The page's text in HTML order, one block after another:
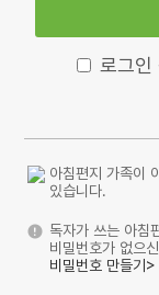
로그인
아침편지 가족이
있습니다.
독자가 쓰는 아침
비밀번호가 없으
비밀번호 만들기>